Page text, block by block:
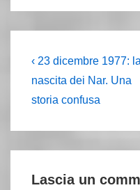
Navigazione
articoli
L'articolo
precedente
è
‹ 23 dicembre 1977: la
nascita dei Nar. Una
storia confusa
Lascia un